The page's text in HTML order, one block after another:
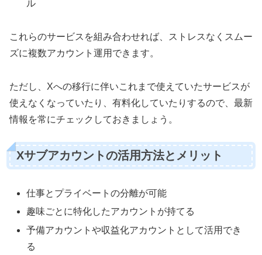
ル
これらのサービスを組み合わせれば、ストレスなくスムー
ズに複数アカウント運用できます。
ただし、Xへの移行に伴いこれまで使えていたサービスが
使えなくなっていたり、有料化していたりするので、最新
情報を常にチェックしておきましょう。
Xサブアカウントの活用方法とメリット
仕事とプライベートの分離が可能
趣味ごとに特化したアカウントが持てる
予備アカウントや収益化アカウントとして活用でき
る